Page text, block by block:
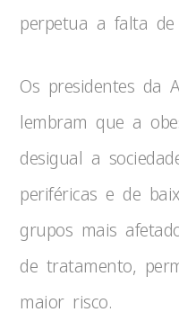
perpetua a falta
Os presidentes da
lembram que a
desigual a
periféricas e de
grupos mais
de tratamento,
maior risco.